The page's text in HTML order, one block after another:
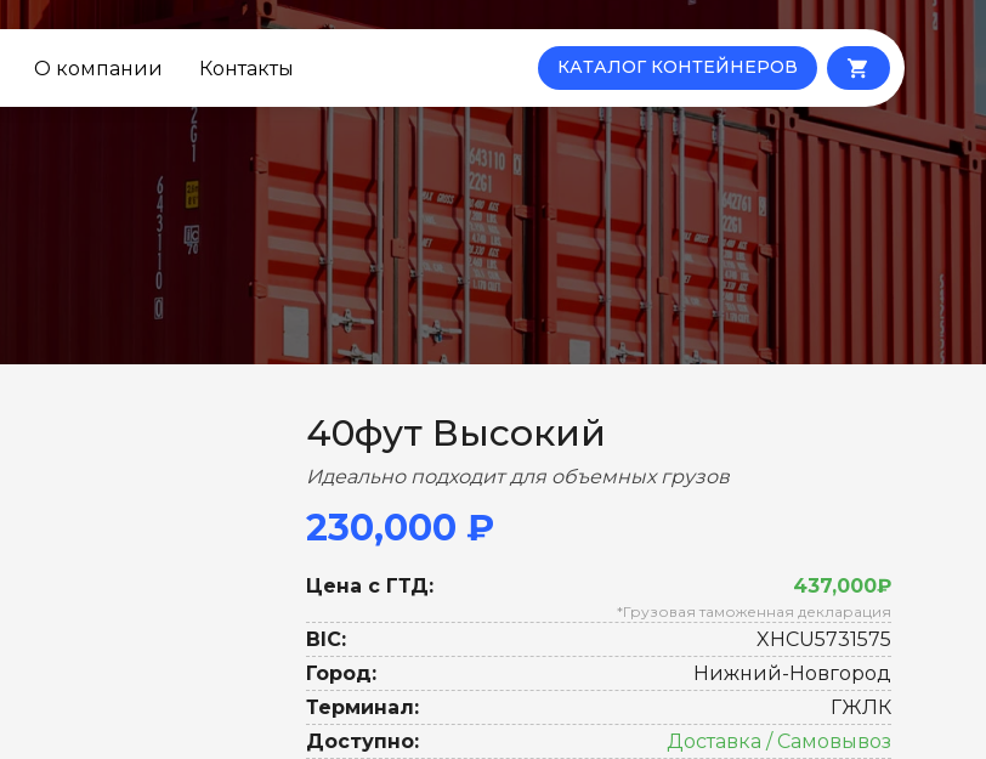
О компании Контакты КАТАЛОГ КОНТЕЙНЕРОВ local_grocery_store
40фут Высокий
Идеально подходит для объемных грузов
230,000 ₽
Цена с ГТД: 437,000₽
*Грузовая таможенная декларация
BIC:
XHCU5731575
Город:
Нижний-Новгород
Терминал:
ГЖЛК
Доступно:
Доставка / Самовывоз